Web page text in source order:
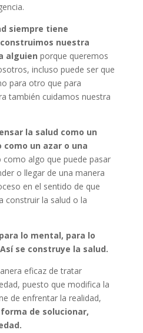
siempre tiene
nuestra
alguien porque queremos
incluso puede ser que
para otro que para
también cuidamos nuestra
la salud como un
un azar o una
como algo que puede pasar
o llegar de una manera
en el sentido de que
construir la salud o la
lo mental, para lo
se construye la salud.
eficaz de tratar
puesto que modifica la
de enfrentar la realidad,
de solucionar,